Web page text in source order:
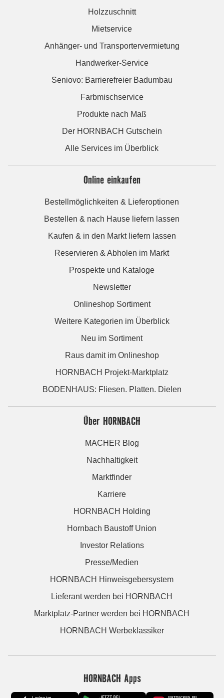
Holzzuschnitt
Mietservice
Anhänger- und Transportervermietung
Handwerker-Service
Seniovo: Barrierefreier Badumbau
Farbmischservice
Produkte nach Maß
Der HORNBACH Gutschein
Alle Services im Überblick
Online einkaufen
Bestellmöglichkeiten & Lieferoptionen
Bestellen & nach Hause liefern lassen
Kaufen & in den Markt liefern lassen
Reservieren & Abholen im Markt
Prospekte und Kataloge
Newsletter
Onlineshop Sortiment
Weitere Kategorien im Überblick
Neu im Sortiment
Raus damit im Onlineshop
HORNBACH Projekt-Marktplatz
BODENHAUS: Fliesen. Platten. Dielen
Über HORNBACH
MACHER Blog
Nachhaltigkeit
Marktfinder
Karriere
HORNBACH Holding
Hornbach Baustoff Union
Investor Relations
Presse/Medien
HORNBACH Hinweisgebersystem
Lieferant werden bei HORNBACH
Marktplatz-Partner werden bei HORNBACH
HORNBACH Werbeklassiker
HORNBACH Apps